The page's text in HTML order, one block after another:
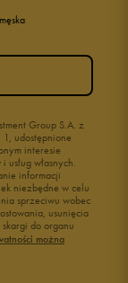
0%
Group S.A. z
udostępnione
interesie
własnych.
informacji
niezbędne w celu
sprzeciwu wobec
usunięcia
do organu
można